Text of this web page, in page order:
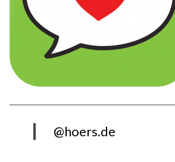
@hoers.de